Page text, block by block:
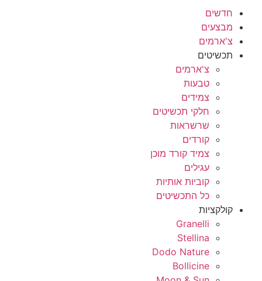
חדשים
מבצעים
צ'ארמים
תכשיטים
צ'ארמים
טבעות
צמידים
חלקי תכשיטים
שרשראות
קורדים
צמיד קורד מוכן
עגילים
קוביות אותיות
כל התכשיטים
קולקציות
Granelli
Stellina
Dodo Nature
Bollicine